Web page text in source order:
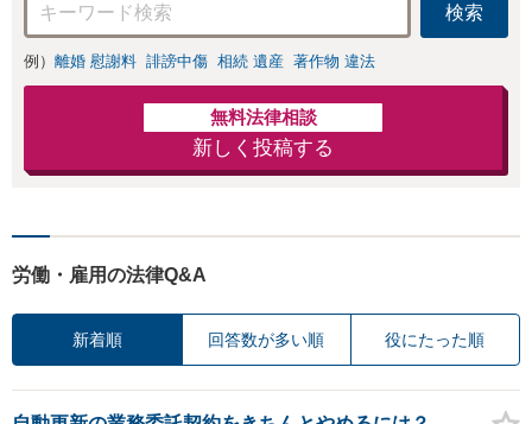
検索
例） 離婚 慰謝料 誹謗中傷 相続 遺産 著作物 違法
無料法律相談
新しく投稿する
労働・雇用の法律Q&A
新着順 回答数が多い順 役にたった順